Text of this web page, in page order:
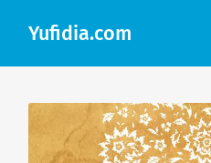
Yufidia.com